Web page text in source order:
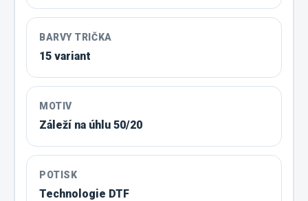
BARVY TRIČKA
15 variant
MOTIV
Záleží na úhlu 50/20
POTISK
Technologie DTF